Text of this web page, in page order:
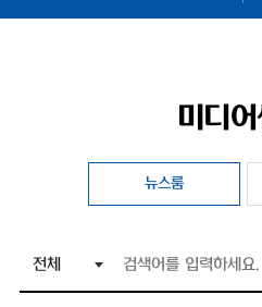
미디어
뉴스룸